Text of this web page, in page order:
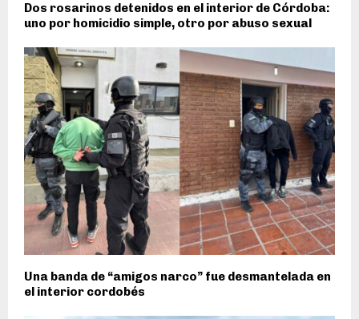
Dos rosarinos detenidos en el interior de Córdoba:
uno por homicidio simple, otro por abuso sexual
Una banda de “amigos narco” fue desmantelada en
el interior cordobés